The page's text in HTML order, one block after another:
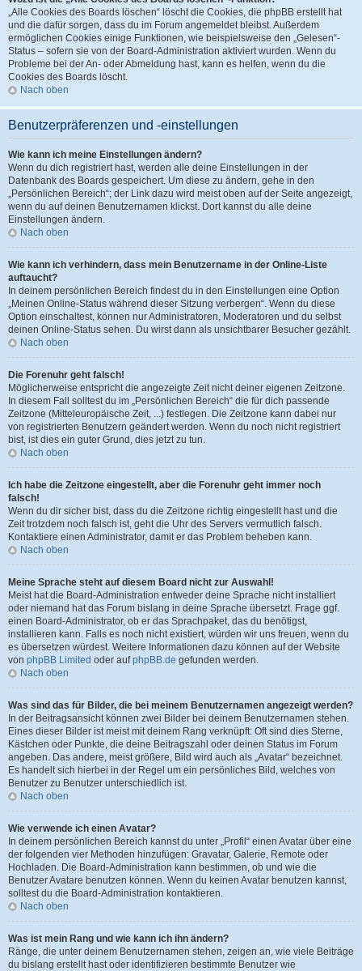
„Alle Cookies des Boards löschen“ löscht die Cookies, die phpBB erstellt hat
und die dafür sorgen, dass du im Forum angemeldet bleibst. Außerdem
ermöglichen Cookies einige Funktionen, wie beispielsweise den „Gelesen“-
Status – sofern sie von der Board-Administration aktiviert wurden. Wenn du
Probleme bei der An- oder Abmeldung hast, kann es helfen, wenn du die
Cookies des Boards löscht.
Nach oben
Benutzerpräferenzen und -einstellungen
Wie kann ich meine Einstellungen ändern?
Wenn du dich registriert hast, werden alle deine Einstellungen in der
Datenbank des Boards gespeichert. Um diese zu ändern, gehe in den
„Persönlichen Bereich“; der Link dazu wird meist oben auf der Seite angezeigt,
wenn du auf deinen Benutzernamen klickst. Dort kannst du alle deine
Einstellungen ändern.
Nach oben
Wie kann ich verhindern, dass mein Benutzername in der Online-Liste
auftaucht?
In deinem persönlichen Bereich findest du in den Einstellungen eine Option
„Meinen Online-Status während dieser Sitzung verbergen“. Wenn du diese
Option einschaltest, können nur Administratoren, Moderatoren und du selbst
deinen Online-Status sehen. Du wirst dann als unsichtbarer Besucher gezählt.
Nach oben
Die Forenuhr geht falsch!
Möglicherweise entspricht die angezeigte Zeit nicht deiner eigenen Zeitzone.
In diesem Fall solltest du im „Persönlichen Bereich“ die für dich passende
Zeitzone (Mitteleuropäische Zeit, ...) festlegen. Die Zeitzone kann dabei nur
von registrierten Benutzern geändert werden. Wenn du noch nicht registriert
bist, ist dies ein guter Grund, dies jetzt zu tun.
Nach oben
Ich habe die Zeitzone eingestellt, aber die Forenuhr geht immer noch
falsch!
Wenn du dir sicher bist, dass du die Zeitzone richtig eingestellt hast und die
Zeit trotzdem noch falsch ist, geht die Uhr des Servers vermutlich falsch.
Kontaktiere einen Administrator, damit er das Problem beheben kann.
Nach oben
Meine Sprache steht auf diesem Board nicht zur Auswahl!
Meist hat die Board-Administration entweder deine Sprache nicht installiert
oder niemand hat das Forum bislang in deine Sprache übersetzt. Frage ggf.
einen Board-Administrator, ob er das Sprachpaket, das du benötigst,
installieren kann. Falls es noch nicht existiert, würden wir uns freuen, wenn du
es übersetzen würdest. Weitere Informationen dazu können auf der Website
von phpBB Limited oder aufphpBB.de gefunden werden.
Nach oben
Was sind das für Bilder, die bei meinem Benutzernamen angezeigt werden?
In der Beitragsansicht können zwei Bilder bei deinem Benutzernamen stehen.
Eines dieser Bilder ist meist mit deinem Rang verknüpft: Oft sind dies Sterne,
Kästchen oder Punkte, die deine Beitragszahl oder deinen Status im Forum
angeben. Das andere, meist größere, Bild wird auch als „Avatar“ bezeichnet.
Es handelt sich hierbei in der Regel um ein persönliches Bild, welches von
Benutzer zu Benutzer unterschiedlich ist.
Nach oben
Wie verwende ich einen Avatar?
In deinem persönlichen Bereich kannst du unter „Profil“ einen Avatar über eine
der folgenden vier Methoden hinzufügen: Gravatar, Galerie, Remote oder
Hochladen. Die Board-Administration kann bestimmen, ob und wie die
Benutzer Avatare benutzen können. Wenn du keinen Avatar benutzen kannst,
solltest du die Board-Administration kontaktieren.
Nach oben
Was ist mein Rang und wie kann ich ihn ändern?
Ränge, die unter deinem Benutzernamen stehen, zeigen an, wie viele Beiträge
du bislang erstellt hast oder identifizieren bestimmte Benutzer wie